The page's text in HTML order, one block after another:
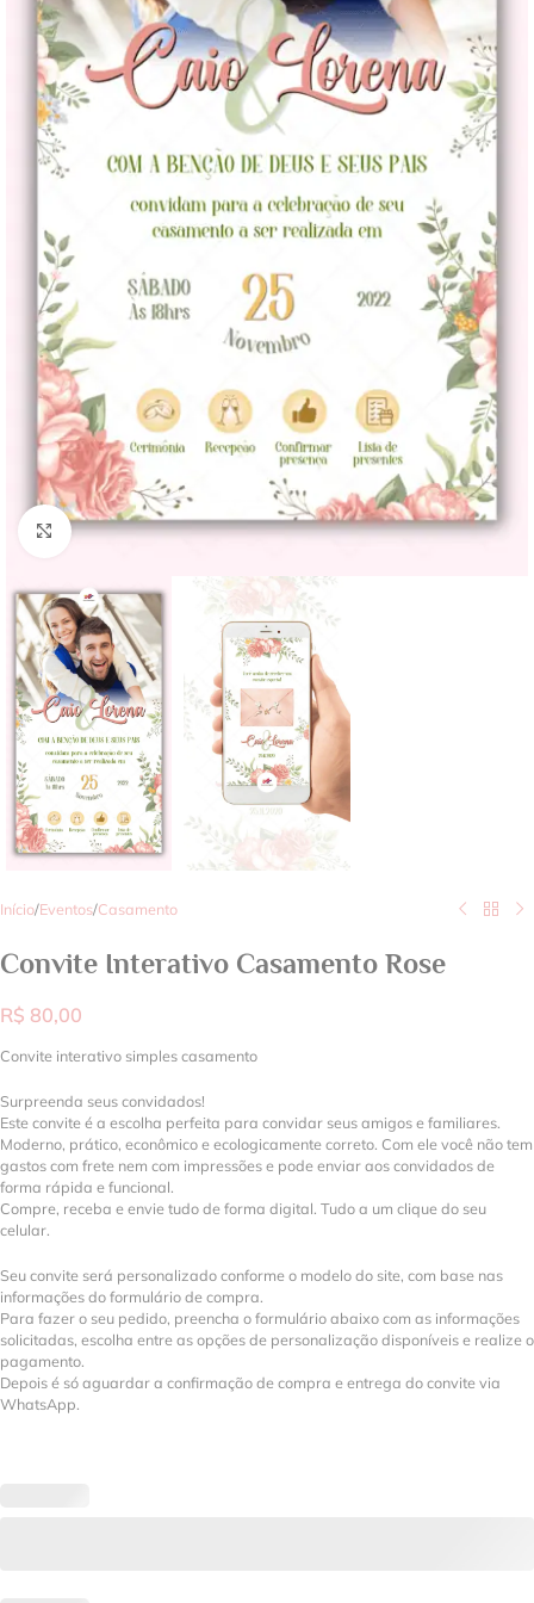
Clique para ampliar
Início/Eventos/Casamento
Convite Interativo Casamento Rose
R$ 80,00
Convite interativo simples casamento
Surpreenda seus convidados!
Este convite é a escolha perfeita para convidar seus amigos e familiares.
Moderno, prático, econômico e ecologicamente correto. Com ele você não tem
gastos com frete nem com impressões e pode enviar aos convidados de
forma rápida e funcional.
Compre, receba e envie tudo de forma digital. Tudo a um clique do seu
celular.
Seu convite será personalizado conforme o modelo do site, com base nas
informações do formulário de compra.
Para fazer o seu pedido, preencha o formulário abaixo com as informações
solicitadas, escolha entre as opções de personalização disponíveis e realize o
pagamento.
Depois é só aguardar a confirmação de compra e entrega do convite via
WhatsApp.